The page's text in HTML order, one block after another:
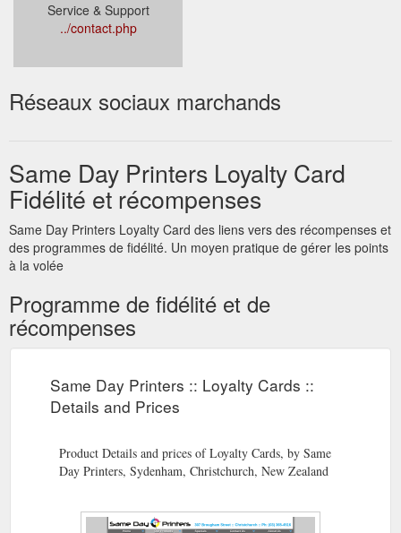
Service & Support
../contact.php
Réseaux sociaux marchands
Same Day Printers Loyalty Card
Fidélité et récompenses
Same Day Printers Loyalty Card des liens vers des récompenses et
des programmes de fidélité. Un moyen pratique de gérer les points
à la volée
Programme de fidélité et de
récompenses
Same Day Printers :: Loyalty Cards ::
Details and Prices
Product Details and prices of Loyalty Cards, by Same
Day Printers, Sydenham, Christchurch, New Zealand